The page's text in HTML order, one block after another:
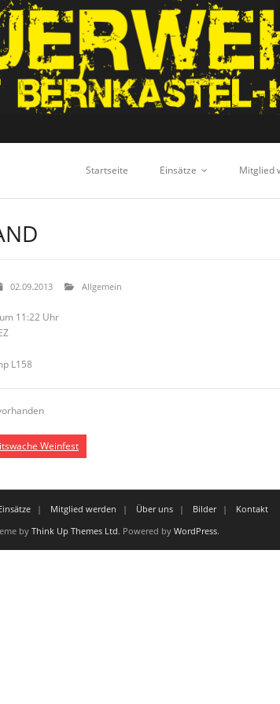
Startseite Einsätze Mitglied
02.09.2013 Allgemein
11:22 Uhr
L158
Weinfest
Mitglied werden Über uns Bilder
Kontakt
byThink Up Themes Ltd. Powered by WordPress.